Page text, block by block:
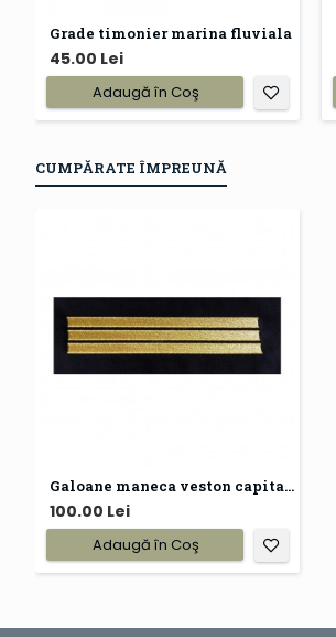
Grade timonier marina fluviala
45.00 Lei
Adaugă în Coş
CUMPĂRATE ÎMPREUNĂ
Galoane maneca veston capitan marina fluviala
100.00 Lei
Adaugă în Coş